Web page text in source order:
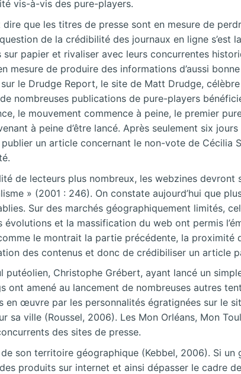
vis-à-vis des pure-players.
dire que les titres de presse sont en mesure de
de la crédibilité des journaux en ligne s’est
papier et rivaliser avec leurs concurrentes
mesure de produire des informations d’aussi
le Drudge Report, le site de Matt Drudge,
nombreuses publications de pure-players
le mouvement commence à peine, le premier
à peine d’être lancé. Après seulement six jours
un article concernant le non-vote de Cécilia
de lecteurs plus nombreux, les webzines devront
» (2001 : 246). On constate aujourd’hui que
Sur des marchés géographiquement limités,
et la massification du web ont permis
le montrait la partie précédente, la proximité
des contenus et donc de crédibiliser un article
putéolien, Christophe Grébert, ayant lancé un
amené au lancement de nombreuses autres
en œuvre par les personnalités égratignées sur le
sa ville (Roussel, 2006). Les Mon Orléans, Mon
des sites de presse.
son territoire géographique (Kebbel, 2006). Si un
produits sur internet et ainsi dépasser le cadre